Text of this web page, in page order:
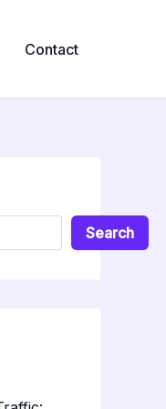
Contact
Search